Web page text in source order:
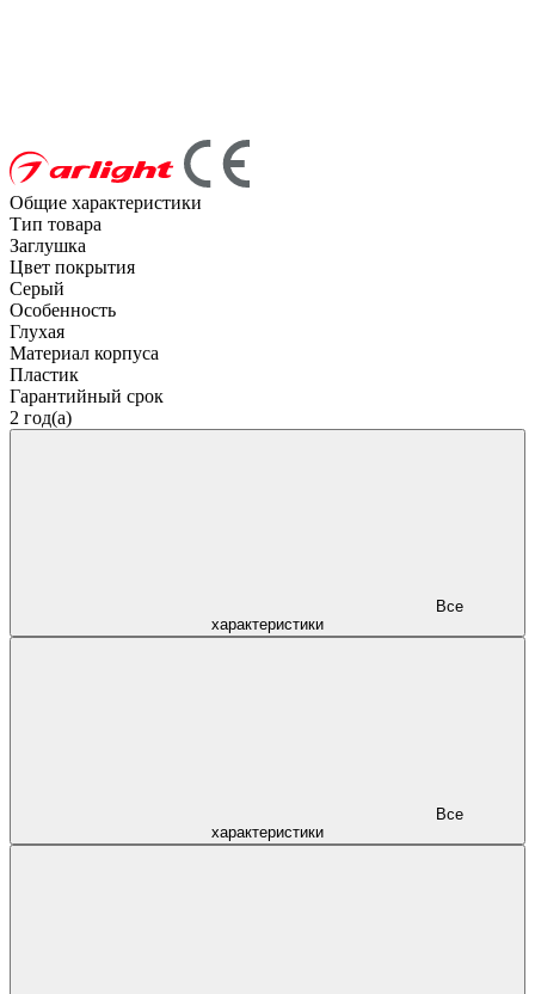
Общие характеристики
Тип товара
Заглушка
Цвет покрытия
Серый
Особенность
Глухая
Материал корпуса
Пластик
Гарантийный срок
2 год(а)
характеристики
характеристики